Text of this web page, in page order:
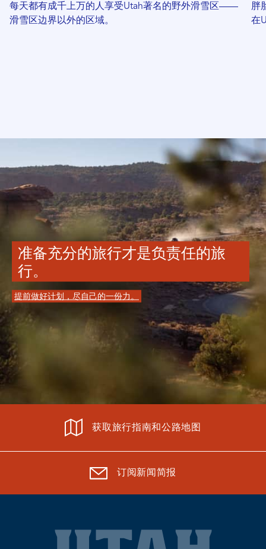
每天都有成千上万的人享受Utah著名的野外滑雪区——
滑雪区边界以外的区域。
胖
在
准备充分的旅行才是负责任的旅
行。
提前做好计划，尽自己的一份力。
获取旅行指南和公路地图
订阅新闻简报